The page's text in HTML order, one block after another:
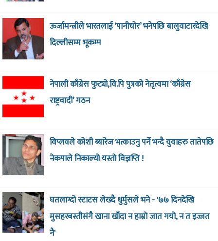
ऊर्जामन्त्रीले भारतलाई ‘पानीचोर’ भनेपछि बालुवाटारदेखि
दिल्लीसम्म भूकम्प
नेपाली काँग्रेस फुट्यो,वि.पि पुत्रको नेतृत्वमा ‘काँग्रेस
राष्ट्रवादी’ गठन
विप्लवले कोशी ब्यारेज भत्काउनु पर्ने भन्दै युवाहरु तातेपछि
नेकपाले निकाल्यो यस्तो विज्ञप्ति !
घतलाग्दो स्टाटस लेख्दै धुर्मुसले भने - '७७ दिनदेखि
मुसहरबस्तीसंगै खाना खाँदा न हाम्रो जात गयो, न त इज्जत
नै'